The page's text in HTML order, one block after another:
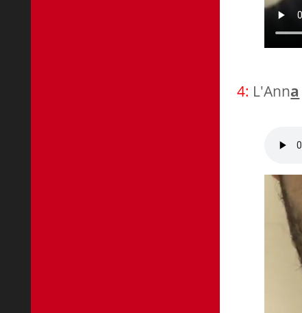
4: L'Anna